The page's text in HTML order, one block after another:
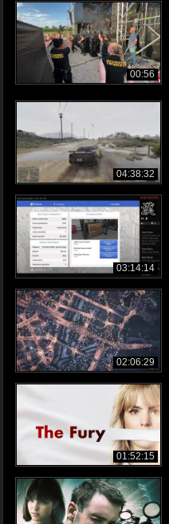
00:56
04:38:32
03:14:14
02:06:29
01:52:15